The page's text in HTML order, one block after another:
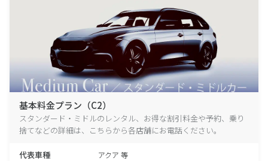
基本料金プラン（C2）
スタンダード・ミドルのレンタル、お得な割引料金や予約、乗り
捨てなどの詳細は、こちらから各店舗にお電話ください。
代表車種 アクア 等